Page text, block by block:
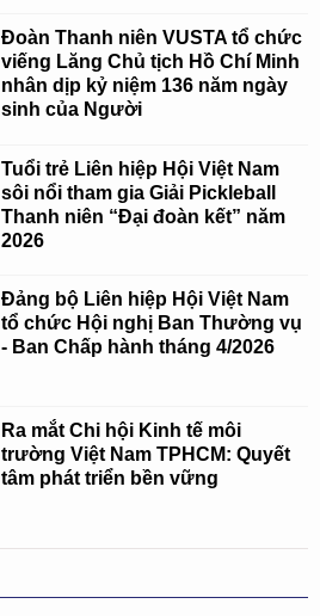
Đoàn Thanh niên VUSTA tổ chức
viếng Lăng Chủ tịch Hồ Chí Minh
nhân dịp kỷ niệm 136 năm ngày
sinh của Người
Tuổi trẻ Liên hiệp Hội Việt Nam
sôi nổi tham gia Giải Pickleball
Thanh niên “Đại đoàn kết” năm
2026
Đảng bộ Liên hiệp Hội Việt Nam
tổ chức Hội nghị Ban Thường vụ
- Ban Chấp hành tháng 4/2026
Ra mắt Chi hội Kinh tế môi
trường Việt Nam TPHCM: Quyết
tâm phát triển bền vững